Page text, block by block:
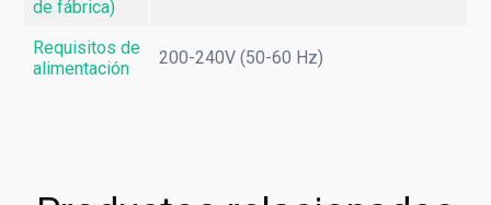
de fábrica)
Requisitos de
alimentación
200-240V (50-60 Hz)